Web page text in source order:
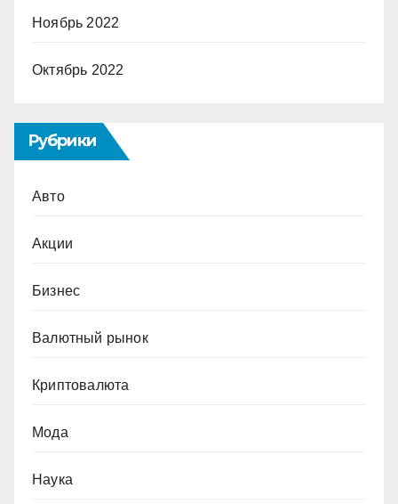
Ноябрь 2022
Октябрь 2022
Рубрики
Авто
Акции
Бизнес
Валютный рынок
Криптовалюта
Мода
Наука